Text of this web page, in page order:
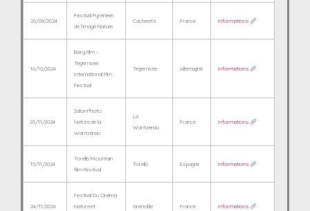
26/09/2024
Festival Pyrénéen
de l'image Nature
Cauterets France Informations
16/10/2024
Berg Film -
Tegernsee
International Film
Festival
Tegernsee Allemagne Informations
01/11/2024
Salon Photo
Nature de la
Wantzenau
La
Wantzenau
France Informations
15/11/2024
Torelló Mountain
film Festival
Torelló Espagne Informations
24/11/2024
Festival Du Cinéma
Nature et
Grenoble France Informations